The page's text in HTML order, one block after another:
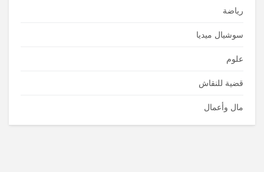
رياضة
سوشيال ميديا
علوم
قضية للنقاش
مال وأعمال